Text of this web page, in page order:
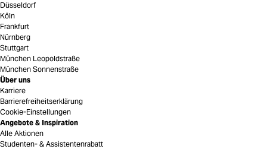
Düsseldorf
Köln
Frankfurt
Nürnberg
Stuttgart
München Leopoldstraße
München Sonnenstraße
Über uns
Karriere
Barrierefreiheitserklärung
Cookie-Einstellungen
Angebote & Inspiration
Alle Aktionen
Studenten- & Assistentenrabatt